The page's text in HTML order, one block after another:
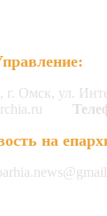
г. Омск, ул.
на